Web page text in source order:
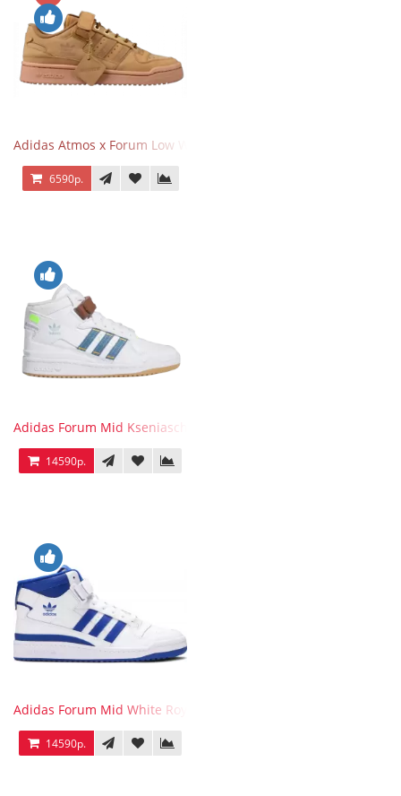
Adidas Atmos x Forum Low Wheat Dark Brown
6590р.
Adidas Forum Mid Kseniaschnaider
14590р.
Adidas Forum Mid White Royal Blue
14590р.